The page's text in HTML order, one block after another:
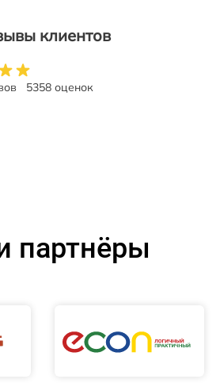
клиентов
5358 оценок
партнёры